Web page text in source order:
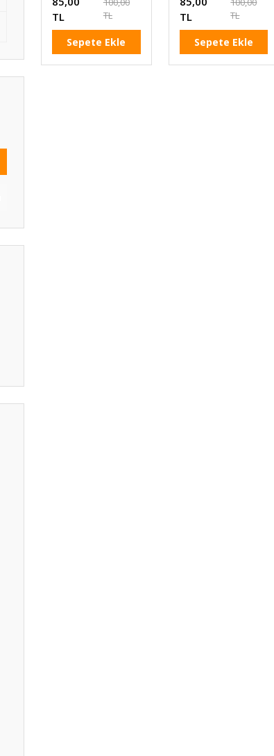
TL
TL
Sepete Ekle
TL
TL
Sepete Ekle